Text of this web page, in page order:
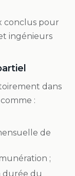
conclus pour
ingénieurs
dans
:
de
;
durée du